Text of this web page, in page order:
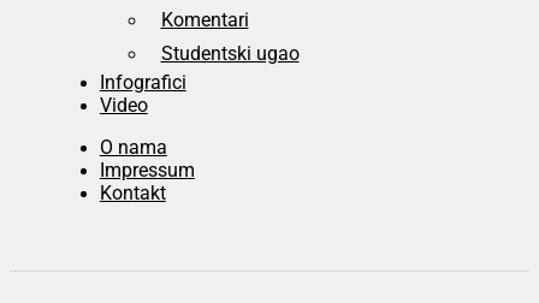
Komentari
Studentski ugao
Infografici
Video
O nama
Impressum
Kontakt